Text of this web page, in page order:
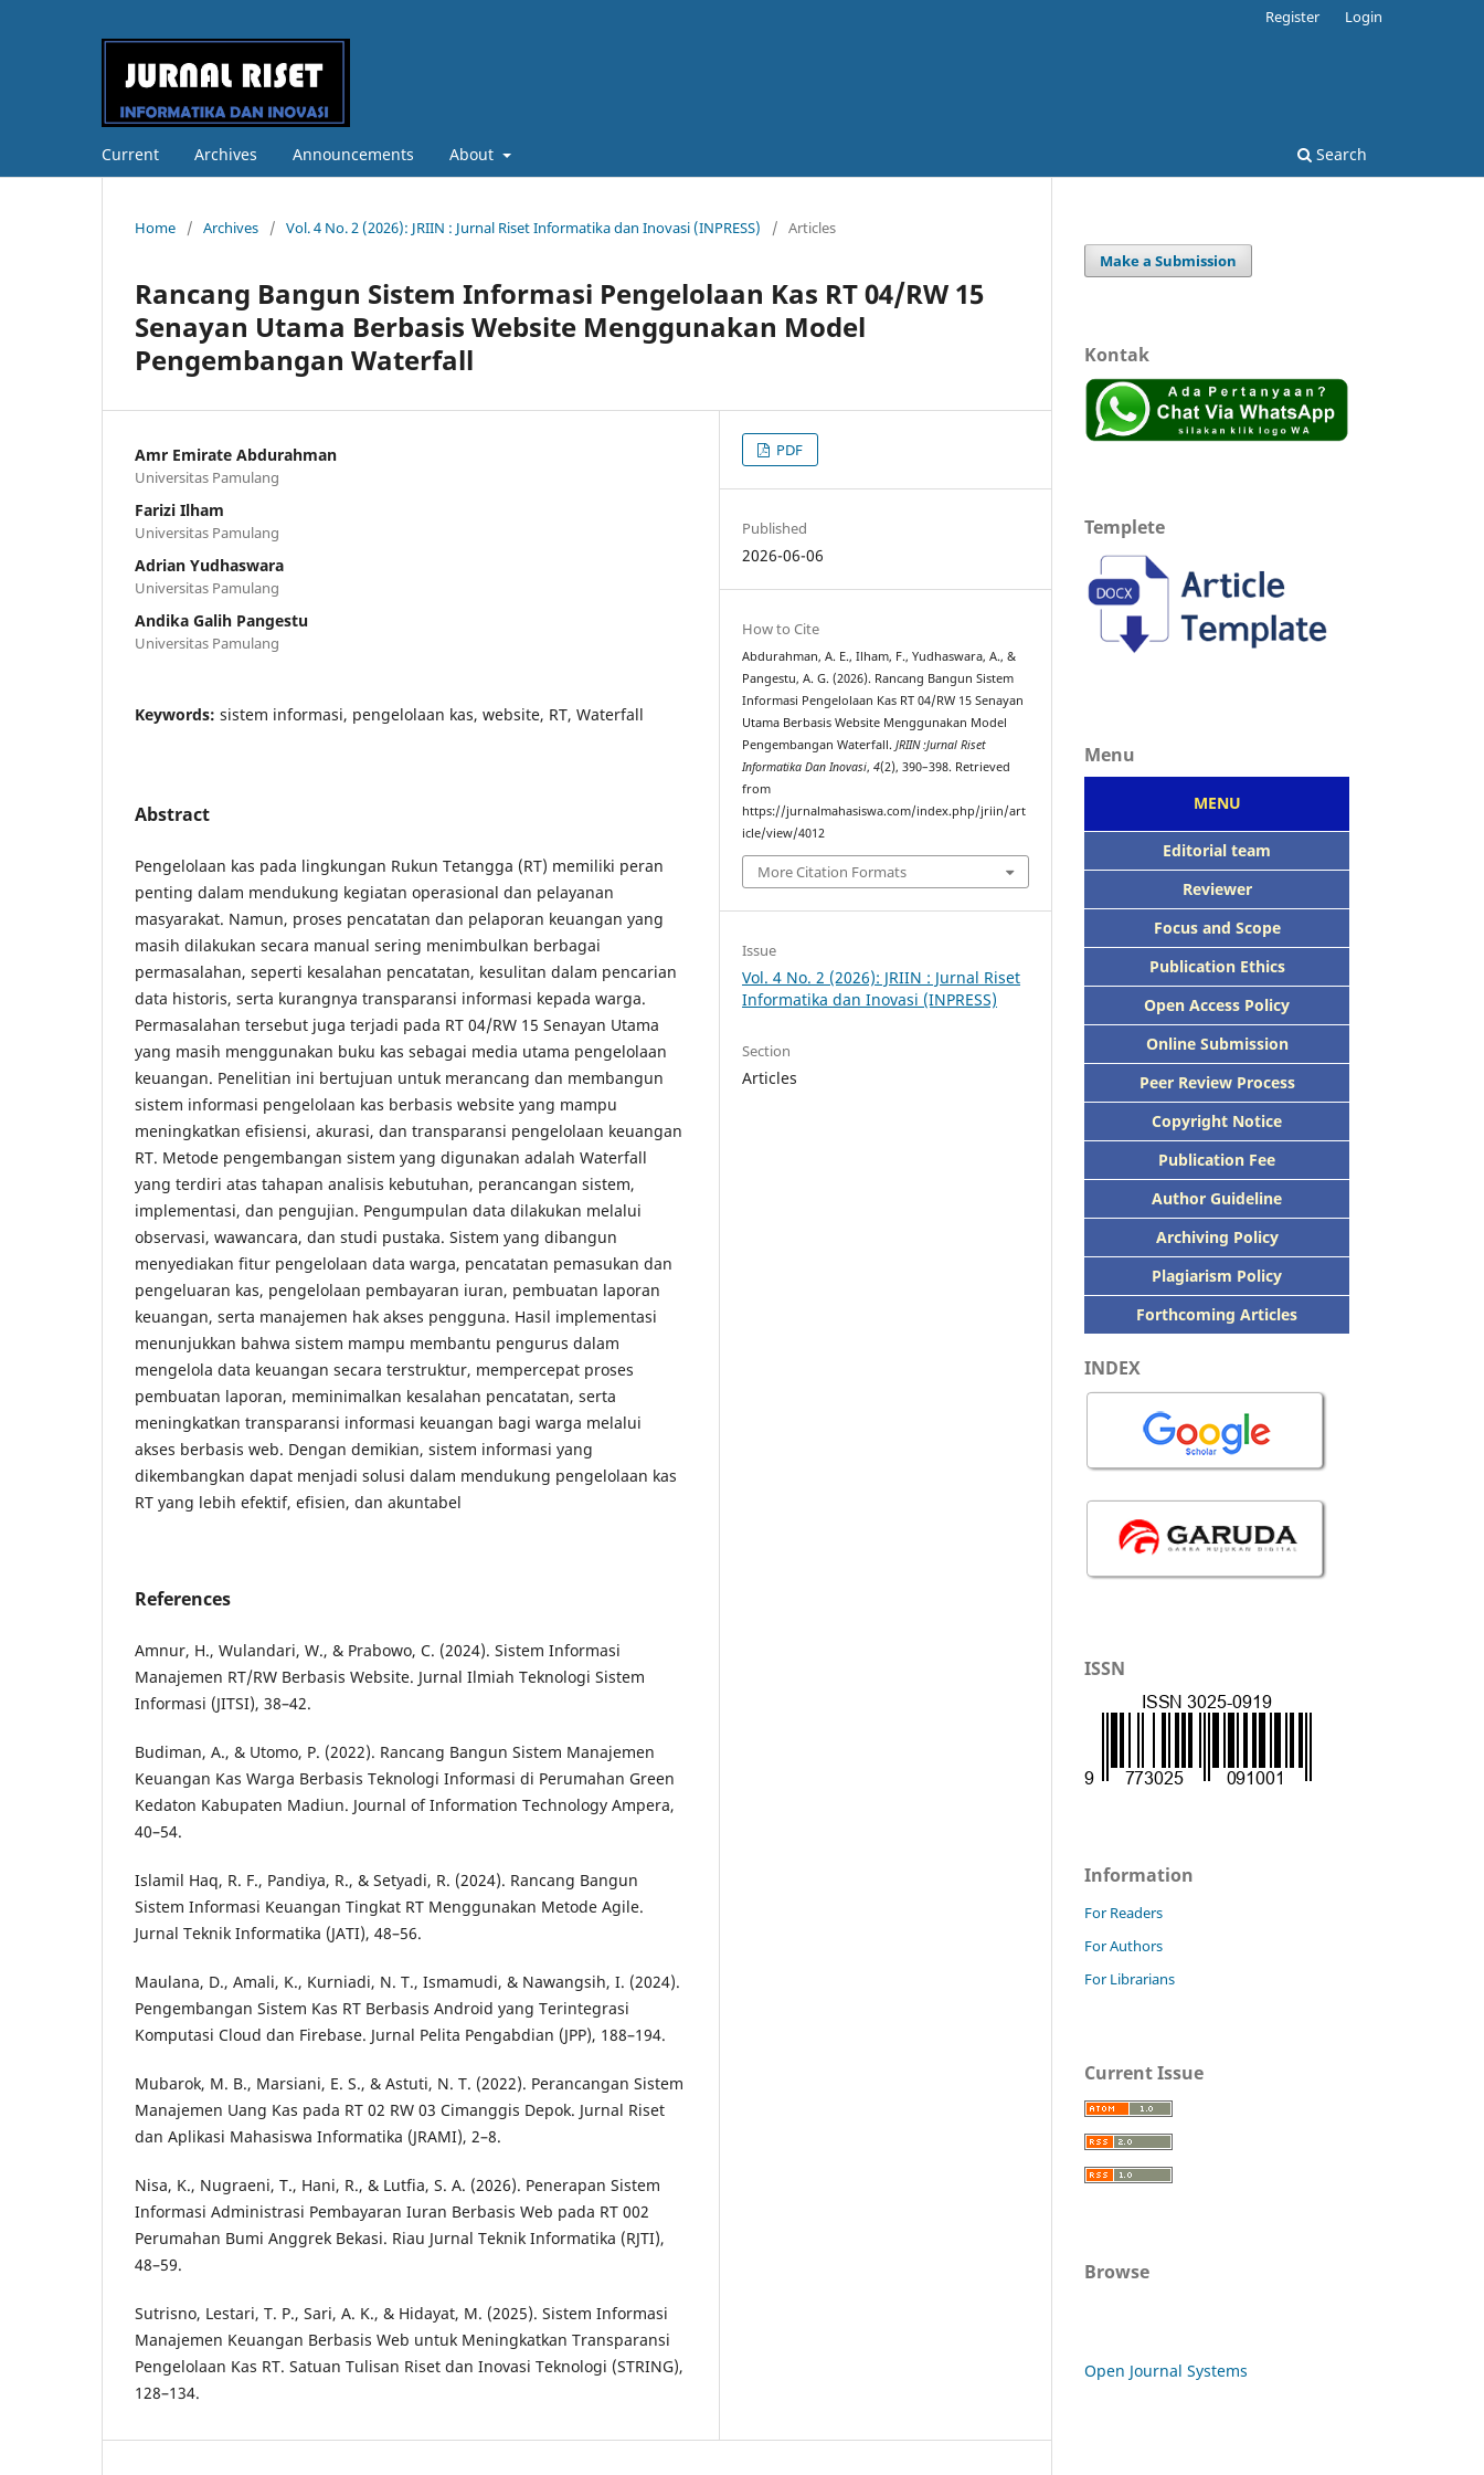
Current Archives Announcements About Search
Register Login
Home / Archives / Vol. 4 No. 2 (2026): JRIIN : Jurnal Riset Informatika dan Inovasi (INPRESS) / Articles
Rancang Bangun Sistem Informasi Pengelolaan Kas RT 04/RW 15
Senayan Utama Berbasis Website Menggunakan Model
Pengembangan Waterfall
Amr Emirate Abdurahman
Universitas Pamulang
Farizi Ilham
Universitas Pamulang
Adrian Yudhaswara
Universitas Pamulang
Andika Galih Pangestu
Universitas Pamulang
Keywords: sistem informasi, pengelolaan kas, website, RT, Waterfall
Abstract
Pengelolaan kas pada lingkungan Rukun Tetangga (RT) memiliki peran
penting dalam mendukung kegiatan operasional dan pelayanan
masyarakat. Namun, proses pencatatan dan pelaporan keuangan yang
masih dilakukan secara manual sering menimbulkan berbagai
permasalahan, seperti kesalahan pencatatan, kesulitan dalam pencarian
data historis, serta kurangnya transparansi informasi kepada warga.
Permasalahan tersebut juga terjadi pada RT 04/RW 15 Senayan Utama
yang masih menggunakan buku kas sebagai media utama pengelolaan
keuangan. Penelitian ini bertujuan untuk merancang dan membangun
sistem informasi pengelolaan kas berbasis website yang mampu
meningkatkan efisiensi, akurasi, dan transparansi pengelolaan keuangan
RT. Metode pengembangan sistem yang digunakan adalah Waterfall
yang terdiri atas tahapan analisis kebutuhan, perancangan sistem,
implementasi, dan pengujian. Pengumpulan data dilakukan melalui
observasi, wawancara, dan studi pustaka. Sistem yang dibangun
menyediakan fitur pengelolaan data warga, pencatatan pemasukan dan
pengeluaran kas, pengelolaan pembayaran iuran, pembuatan laporan
keuangan, serta manajemen hak akses pengguna. Hasil implementasi
menunjukkan bahwa sistem mampu membantu pengurus dalam
mengelola data keuangan secara terstruktur, mempercepat proses
pembuatan laporan, meminimalkan kesalahan pencatatan, serta
meningkatkan transparansi informasi keuangan bagi warga melalui
akses berbasis web. Dengan demikian, sistem informasi yang
dikembangkan dapat menjadi solusi dalam mendukung pengelolaan kas
RT yang lebih efektif, efisien, dan akuntabel
References
Amnur, H., Wulandari, W., & Prabowo, C. (2024). Sistem Informasi
Manajemen RT/RW Berbasis Website. Jurnal Ilmiah Teknologi Sistem
Informasi (JITSI), 38–42.
Budiman, A., & Utomo, P. (2022). Rancang Bangun Sistem Manajemen
Keuangan Kas Warga Berbasis Teknologi Informasi di Perumahan Green
Kedaton Kabupaten Madiun. Journal of Information Technology Ampera,
40–54.
Islamil Haq, R. F., Pandiya, R., & Setyadi, R. (2024). Rancang Bangun
Sistem Informasi Keuangan Tingkat RT Menggunakan Metode Agile.
Jurnal Teknik Informatika (JATI), 48–56.
Maulana, D., Amali, K., Kurniadi, N. T., Ismamudi, & Nawangsih, I. (2024).
Pengembangan Sistem Kas RT Berbasis Android yang Terintegrasi
Komputasi Cloud dan Firebase. Jurnal Pelita Pengabdian (JPP), 188–194.
Mubarok, M. B., Marsiani, E. S., & Astuti, N. T. (2022). Perancangan Sistem
Manajemen Uang Kas pada RT 02 RW 03 Cimanggis Depok. Jurnal Riset
dan Aplikasi Mahasiswa Informatika (JRAMI), 2–8.
Nisa, K., Nugraeni, T., Hani, R., & Lutfia, S. A. (2026). Penerapan Sistem
Informasi Administrasi Pembayaran Iuran Berbasis Web pada RT 002
Perumahan Bumi Anggrek Bekasi. Riau Jurnal Teknik Informatika (RJTI),
48–59.
Sutrisno, Lestari, T. P., Sari, A. K., & Hidayat, M. (2025). Sistem Informasi
Manajemen Keuangan Berbasis Web untuk Meningkatkan Transparansi
Pengelolaan Kas RT. Satuan Tulisan Riset dan Inovasi Teknologi (STRING),
128–134.
PDF
Published
2026-06-06
How to Cite
Abdurahman, A. E., Ilham, F., Yudhaswara, A., &
Pangestu, A. G. (2026). Rancang Bangun Sistem
Informasi Pengelolaan Kas RT 04/RW 15 Senayan
Utama Berbasis Website Menggunakan Model
Pengembangan Waterfall.JRIIN :Jurnal Riset
Informatika Dan Inovasi,4(2), 390–398. Retrieved
from
https://jurnalmahasiswa.com/index.php/jriin/art
icle/view/4012
More Citation Formats
Issue
Vol. 4 No. 2 (2026): JRIIN : Jurnal Riset
Informatika dan Inovasi (INPRESS)
Section
Articles
Make a Submission
Kontak
Templete
Menu
MENU
Editorial team
Reviewer
Focus and Scope
Publication Ethics
Open Access Policy
Online Submission
Peer Review Process
Copyright Notice
Publication Fee
Author Guideline
Archiving Policy
Plagiarism Policy
Forthcoming Articles
INDEX
ISSN
Information
For Readers
For Authors
For Librarians
Current Issue
Browse
Open Journal Systems